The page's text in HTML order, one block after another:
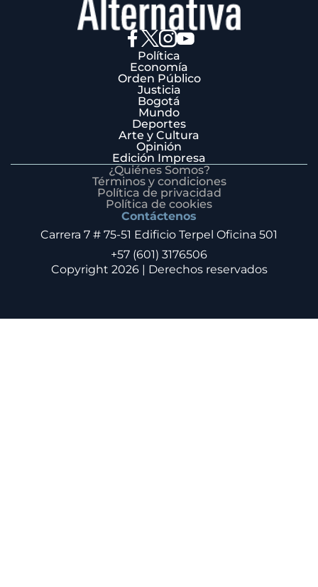
Política
Economía
Orden Público
Justicia
Bogotá
Mundo
Deportes
Arte y Cultura
Opinión
Edición Impresa
¿Quiénes Somos?
Términos y condiciones
Política de privacidad
Política de cookies
Contáctenos
Carrera 7 # 75-51 Edificio Terpel Oficina 501
+57 (601) 3176506
Copyright 2026 | Derechos reservados